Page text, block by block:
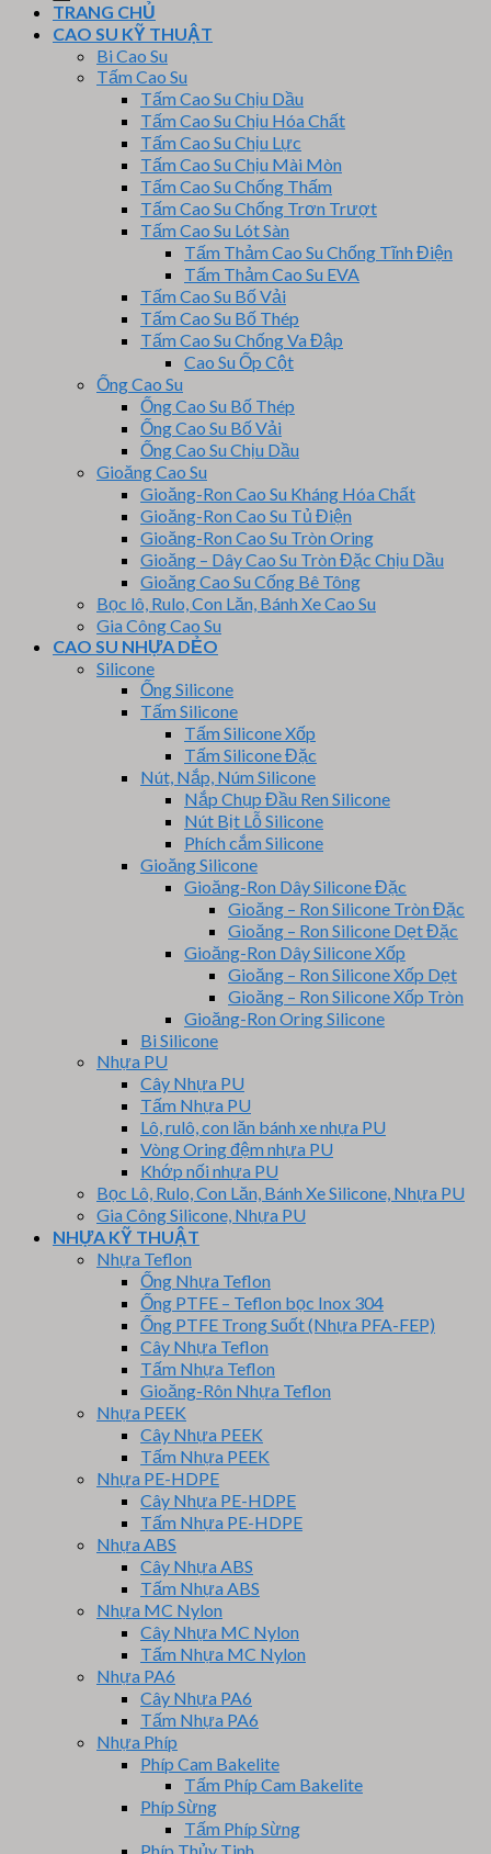
TRANG CHỦ
CAO SU KỸ THUẬT
Bi Cao Su
Tấm Cao Su
Tấm Cao Su Chịu Dầu
Tấm Cao Su Chịu Hóa Chất
Tấm Cao Su Chịu Lực
Tấm Cao Su Chịu Mài Mòn
Tấm Cao Su Chống Thấm
Tấm Cao Su Chống Trơn Trượt
Tấm Cao Su Lót Sàn
Tấm Thảm Cao Su Chống Tĩnh Điện
Tấm Thảm Cao Su EVA
Tấm Cao Su Bố Vải
Tấm Cao Su Bố Thép
Tấm Cao Su Chống Va Đập
Cao Su Ốp Cột
Ống Cao Su
Ống Cao Su Bố Thép
Ống Cao Su Bố Vải
Ống Cao Su Chịu Dầu
Gioăng Cao Su
Gioăng-Ron Cao Su Kháng Hóa Chất
Gioăng-Ron Cao Su Tủ Điện
Gioăng-Ron Cao Su Tròn Oring
Gioăng – Dây Cao Su Tròn Đặc Chịu Dầu
Gioăng Cao Su Cống Bê Tông
Bọc lô, Rulo, Con Lăn, Bánh Xe Cao Su
Gia Công Cao Su
CAO SU NHỰA DẺO
Silicone
Ống Silicone
Tấm Silicone
Tấm Silicone Xốp
Tấm Silicone Đặc
Nút, Nắp, Núm Silicone
Nắp Chụp Đầu Ren Silicone
Nút Bịt Lỗ Silicone
Phích cắm Silicone
Gioăng Silicone
Gioăng-Ron Dây Silicone Đặc
Gioăng – Ron Silicone Tròn Đặc
Gioăng – Ron Silicone Dẹt Đặc
Gioăng-Ron Dây Silicone Xốp
Gioăng – Ron Silicone Xốp Dẹt
Gioăng – Ron Silicone Xốp Tròn
Gioăng-Ron Oring Silicone
Bi Silicone
Nhựa PU
Cây Nhựa PU
Tấm Nhựa PU
Lô, rulô, con lăn bánh xe nhựa PU
Vòng Oring đệm nhựa PU
Khớp nối nhựa PU
Bọc Lô, Rulo, Con Lăn, Bánh Xe Silicone, Nhựa PU
Gia Công Silicone, Nhựa PU
NHỰA KỸ THUẬT
Nhựa Teflon
Ống Nhựa Teflon
Ống PTFE – Teflon bọc Inox 304
Ống PTFE Trong Suốt (Nhựa PFA-FEP)
Cây Nhựa Teflon
Tấm Nhựa Teflon
Gioăng-Rôn Nhựa Teflon
Nhựa PEEK
Cây Nhựa PEEK
Tấm Nhựa PEEK
Nhựa PE-HDPE
Cây Nhựa PE-HDPE
Tấm Nhựa PE-HDPE
Nhựa ABS
Cây Nhựa ABS
Tấm Nhựa ABS
Nhựa MC Nylon
Cây Nhựa MC Nylon
Tấm Nhựa MC Nylon
Nhựa PA6
Cây Nhựa PA6
Tấm Nhựa PA6
Nhựa Phíp
Phíp Cam Bakelite
Tấm Phíp Cam Bakelite
Phíp Sừng
Tấm Phíp Sừng